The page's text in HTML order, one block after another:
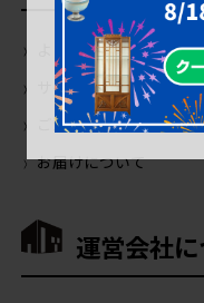
よくあるご質問（Q＆
サイトの使い方につい
ご注文について
お届けについて
運営会社